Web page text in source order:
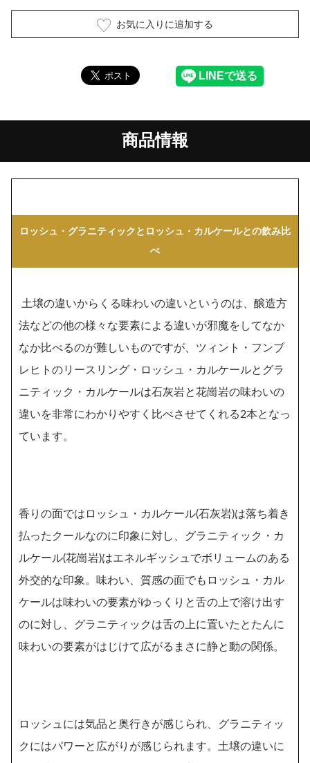
お気に入りに追加する
商品情報
ロッシュ・グラニティックとロッシュ・カルケールとの飲み比
べ
土壌の違いからくる味わいの違いというのは、醸造方
法などの他の様々な要素による違いが邪魔をしてなか
なか比べるのが難しいものですが、ツィント・フンブ
レヒトのリースリング・ロッシュ・カルケールとグラ
ニティック・カルケールは石灰岩と花崗岩の味わいの
違いを非常にわかりやすく比べさせてくれる2本となっ
ています。
香りの面ではロッシュ・カルケール(石灰岩)は落ち着き
払ったクールなのに印象に対し、グラニティック・カ
ルケール(花崗岩)はエネルギッシュでボリュームのある
外交的な印象。味わい、質感の面でもロッシュ・カル
ケールは味わいの要素がゆっくりと舌の上で溶け出す
のに対し、グラニティックは舌の上に置いたとたんに
味わいの要素がはじけて広がるまさに静と動の関係。
ロッシュには気品と奥行きが感じられ、グラニティッ
クにはパワーと広がりが感じられます。土壌の違いに